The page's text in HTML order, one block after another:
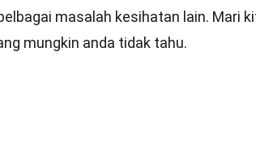
masalah kesihatan lain. Mari
mungkin anda tidak tahu.